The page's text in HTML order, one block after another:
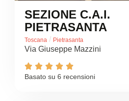
SEZIONE C.A.I.
PIETRASANTA
Toscana / Pietrasanta
Via Giuseppe Mazzini
    
Basato su 6 recensioni